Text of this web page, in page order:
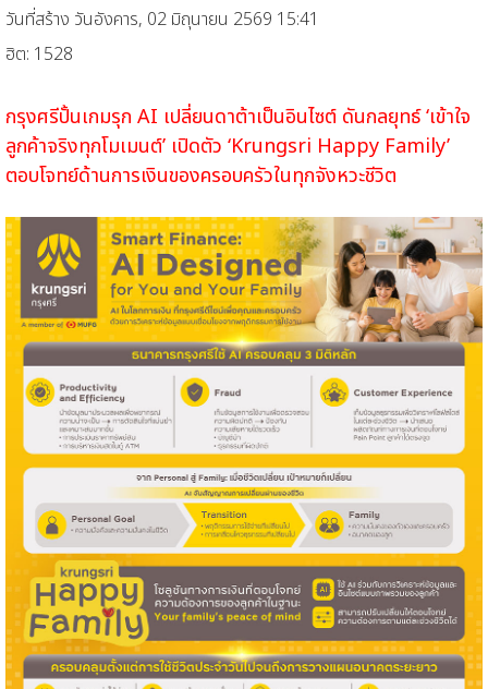
วันที่สร้าง วันอังคาร, 02 มิถุนายน 2569 15:41
ฮิต: 1528
กรุงศรีปั้นเกมรุก AI เปลี่ยนดาต้าเป็นอินไซต์ ดันกลยุทธ์ ‘เข้าใจ
ลูกค้าจริงทุกโมเมนต์’ เปิดตัว ‘Krungsri Happy Family’
ตอบโจทย์ด้านการเงินของครอบครัวในทุกจังหวะชีวิต